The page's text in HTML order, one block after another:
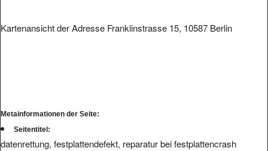
Kartenansicht der Adresse Franklinstrasse 15, 10587 Berlin
Metainformationen der Seite:
Seitentitel:
datenrettung, festplattendefekt, reparatur bei festplattencrash